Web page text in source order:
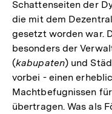
Schattenseiten der
die mit dem
gesetzt worden war.
besonders der
(kabupaten) und
vorbei - einen
Machtbefugnissen
übertragen. Was als